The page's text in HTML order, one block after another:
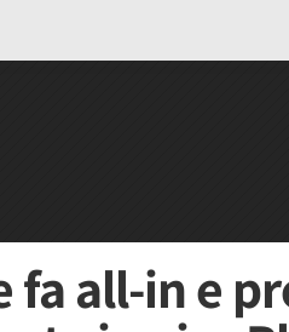
fa all-in e